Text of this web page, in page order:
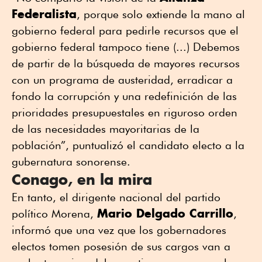
Federalista, porque solo extiende la mano al
gobierno federal para pedirle recursos que el
gobierno federal tampoco tiene (...) Debemos
de partir de la búsqueda de mayores recursos
con un programa de austeridad, erradicar a
fondo la corrupción y una redefinición de las
prioridades presupuestales en riguroso orden
de las necesidades mayoritarias de la
población”, puntualizó el candidato electo a la
gubernatura sonorense.
Conago, en la mira
En tanto, el dirigente nacional del partido
político Morena, Mario Delgado Carrillo,
informó que una vez que los gobernadores
electos tomen posesión de sus cargos van a